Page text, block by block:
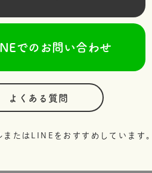
のお問い合わせ
よくある質問
たはLINEをおすすめしています。